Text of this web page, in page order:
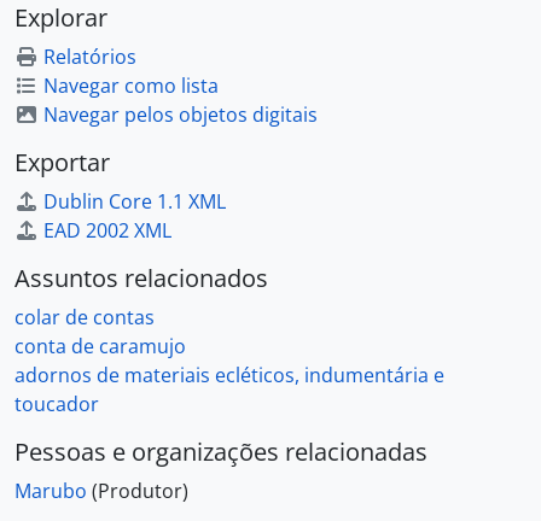
Explorar
Relatórios
Navegar como lista
Navegar pelos objetos digitais
Exportar
Dublin Core 1.1 XML
EAD 2002 XML
Assuntos relacionados
colar de contas
conta de caramujo
adornos de materiais ecléticos, indumentária e
toucador
Pessoas e organizações relacionadas
Marubo (Produtor)